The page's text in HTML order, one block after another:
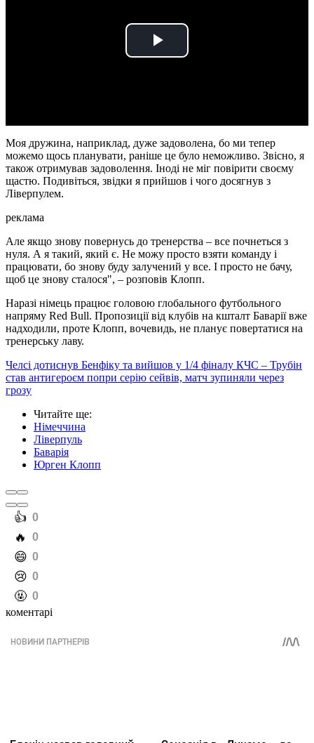
Play
Моя дружина, наприклад, дуже задоволена, бо ми тепер
можемо щось планувати, раніше це було неможливо. Звісно, я
також отримував задоволення. Іноді не міг повірити своєму
щастю. Подивіться, звідки я прийшов і чого досягнув з
Ліверпулем.
реклама
Але якщо знову повернусь до тренерства – все почнеться з
нуля. А я такий, який є. Не можу просто взяти команду і
працювати, бо знову буду залучений у все. І просто не бачу,
щоб це знову сталося", – розповів Клопп.
Наразі німець працює головою глобального футбольного
напряму Red Bull. Пропозиції від клубів на кшталт Баварії вже
надходили, проте Клопп, вочевидь, не планує повертатися на
тренерську лаву.
Челсі дотиснув Бенфіку та вийшов у 1/4 фіналу КЧС – Трубін
став антигероєм попри серію сейвів, матч зупиняли через
грозу
Читайте ще:
Німеччина
Ліверпуль
Баварія
Юрген Клопп
️👍 0
️🔥 0
️😄 0
️😢 0
️🤬 0
коментарі